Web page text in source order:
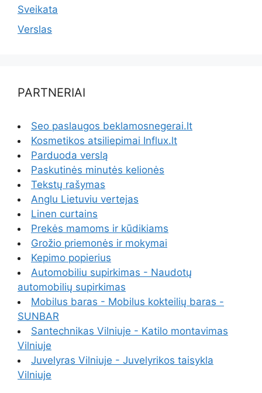
Sveikata
Verslas
PARTNERIAI
Seo paslaugos beklamosnegerai.lt
Kosmetikos atsiliepimai Influx.lt
Parduoda verslą
Paskutinės minutės kelionės
Tekstų rašymas
Anglu Lietuviu vertejas
Linen curtains
Prekės mamoms ir kūdikiams
Grožio priemonės ir mokymai
Kepimo popierius
Automobiliu supirkimas - Naudotų
automobilių supirkimas
Mobilus baras - Mobilus kokteilių baras -
SUNBAR
Santechnikas Vilniuje - Katilo montavimas
Vilniuje
Juvelyras Vilniuje - Juvelyrikos taisykla
Vilniuje